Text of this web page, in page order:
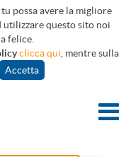
possa avere la migliore
utilizzare questo sito noi
felice.
clicca qui , mentre sulla
Accetta